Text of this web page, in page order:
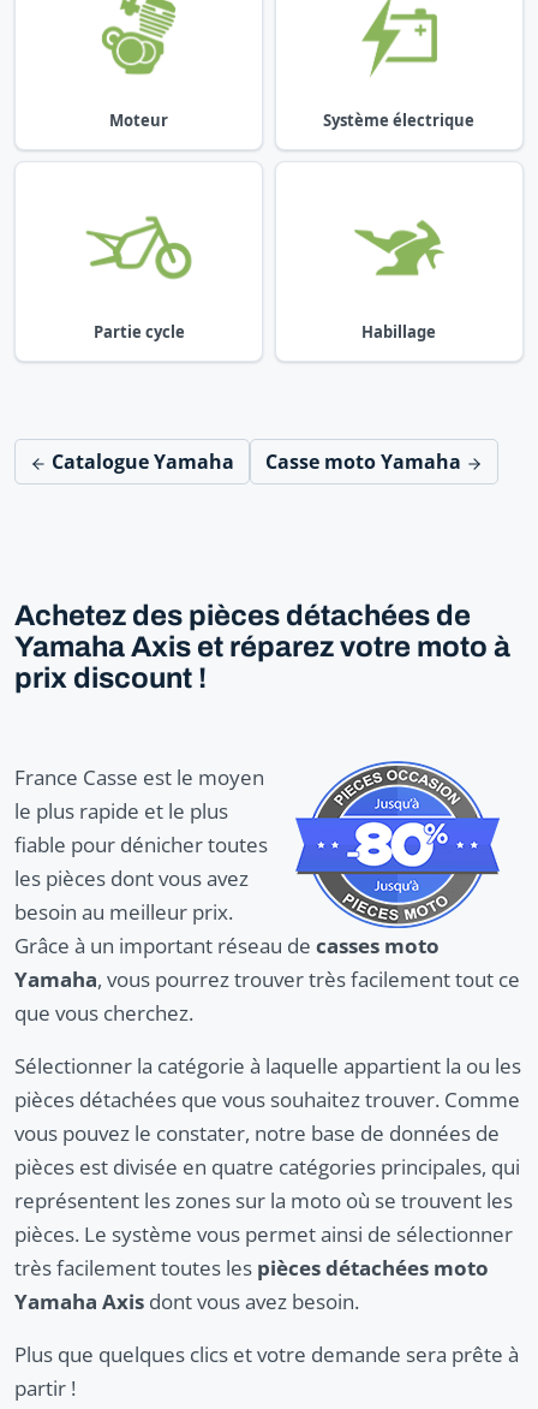
Moteur Système électrique
Partie cycle Habillage
Catalogue Yamaha Casse moto Yamaha
Achetez des pièces détachées de
Yamaha Axis et réparez votre moto à
prix discount !
France Casse est le moyen
le plus rapide et le plus
fiable pour dénicher toutes
les pièces dont vous avez
besoin au meilleur prix.
Grâce à un important réseau de casses moto
Yamaha, vous pourrez trouver très facilement tout ce
que vous cherchez.
Sélectionner la catégorie à laquelle appartient la ou les
pièces détachées que vous souhaitez trouver. Comme
vous pouvez le constater, notre base de données de
pièces est divisée en quatre catégories principales, qui
représentent les zones sur la moto où se trouvent les
pièces. Le système vous permet ainsi de sélectionner
très facilement toutes les pièces détachées moto
Yamaha Axis dont vous avez besoin.
Plus que quelques clics et votre demande sera prête à
partir !